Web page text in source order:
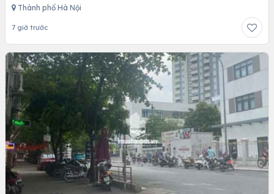
Thành phố Hà Nội
7 giờ trước